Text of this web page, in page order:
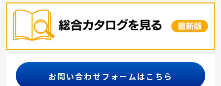
お問い合わせフォームはこちら